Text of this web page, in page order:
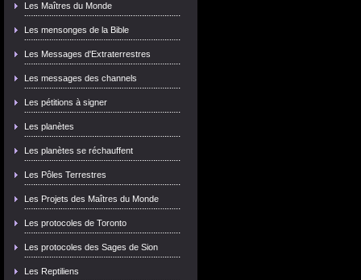
Les Maîtres du Monde
Les mensonges de la Bible
Les Messages d'Extraterrestres
Les messages des channels
Les pétitions à signer
Les planètes
Les planètes se réchauffent
Les Pôles Terrestres
Les Projets des Maîtres du Monde
Les protocoles de Toronto
Les protocoles des Sages de Sion
Les Reptiliens